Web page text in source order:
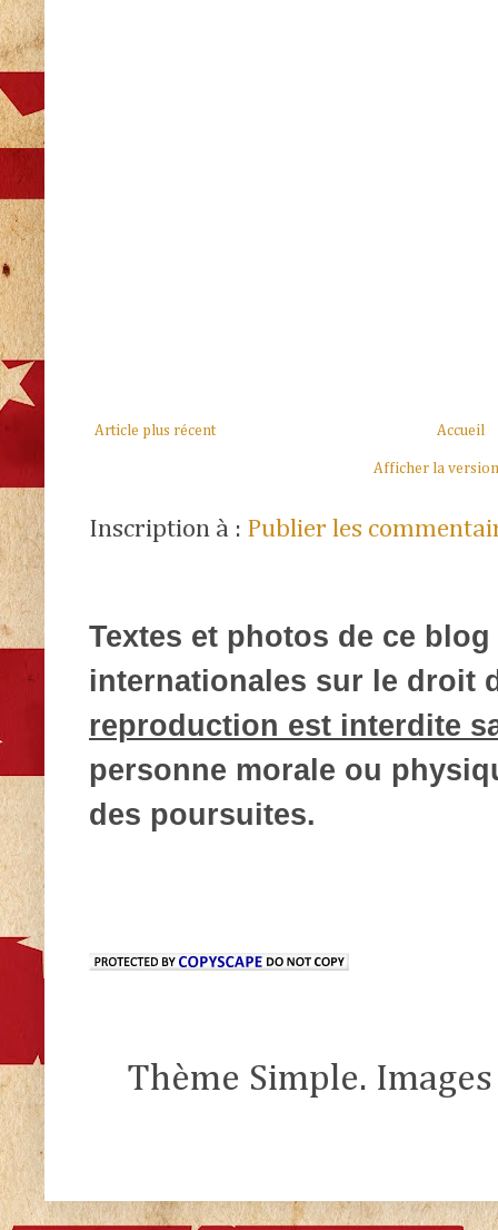
Article plus récent Accueil
Afficher la
Inscription à : Publier les
Textes et photos de ce
internationales sur le droit
reproduction est interdite
personne morale ou
des poursuites.
Thème Simple.